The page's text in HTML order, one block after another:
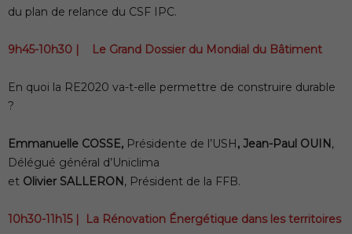
du plan de relance du CSF IPC.
9h45-10h30 | Le Grand Dossier du Mondial du Bâtiment
En quoi la RE2020 va-t-elle permettre de construire durable
?
Emmanuelle COSSE, Présidente de l’USH, Jean-Paul OUIN,
Délégué général d’Uniclima
et Olivier SALLERON, Président de la FFB.
10h30-11h15 | La Rénovation Énergétique dans les territoires